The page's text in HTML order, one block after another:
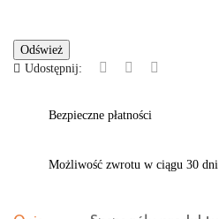
Udostępnij:
Bezpieczne płatności
Możliwość zwrotu w ciągu 30 dni